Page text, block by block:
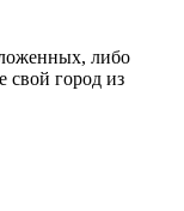
либо
свой город из